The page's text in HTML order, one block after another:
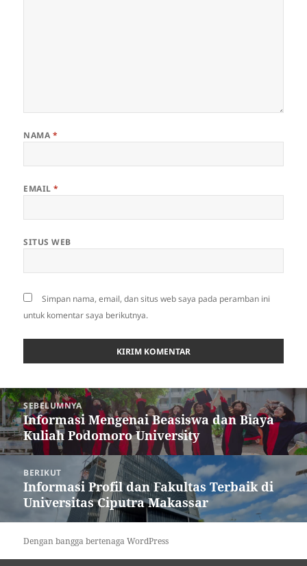
NAMA *
EMAIL*
SITUS WEB
Simpan nama, email, dan situs web saya pada peramban ini
untuk komentar saya berikutnya.
Navigasi
pos SEBELUMNYA
Pos
sebelumnya:
Informasi Mengenai Beasiswa dan Biaya
Kuliah Podomoro University
BERIKUT
Pos
berikutnya:
Informasi Profil dan Fakultas Terbaik di
Universitas Ciputra Makassar
Dengan bangga bertenaga WordPress